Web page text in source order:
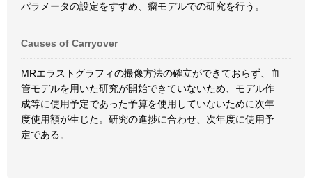
パラメータの設定をすすめ、瘤モデルでの研究を行う。
Causes of Carryover
MRエラストグラフィの撮像方法の確立ができておらず、血
管モデルを用いた研究が開始できていないため、モデル作
成等に使用予定であった予算を使用していないために次年
度使用額が生じた。研究の進捗に合わせ、次年度に使用予
定である。